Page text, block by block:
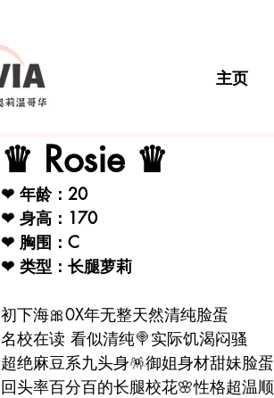
主页
♛ Rosie ♛
❤ 年龄：20
❤ 身高：170
❤ 胸围：C
❤ 类型： 长腿萝莉
初下海🎀0X年无整天然清纯脸蛋
名校在读 看似清纯🍭实际饥渴闷骚
超绝麻豆系九头身🪅御姐身材甜妹脸蛋
回头率百分百的长腿校花🌸性格超温顺